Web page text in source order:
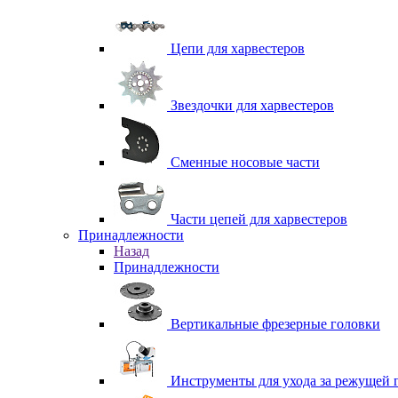
Цепи для харвестеров
Звездочки для харвестеров
Сменные носовые части
Части цепей для харвестеров
Принадлежности
Назад
Принадлежности
Вертикальные фрезерные головки
Инструменты для ухода за режущей